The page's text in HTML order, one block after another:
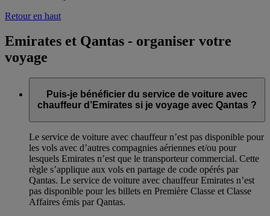
Retour en haut
Emirates et Qantas - organiser votre
voyage
Puis-je bénéficier du service de voiture avec
chauffeur d’Emirates si je voyage avec Qantas ?
Le service de voiture avec chauffeur n’est pas disponible pour
les vols avec d’autres compagnies aériennes et/ou pour
lesquels Emirates n’est que le transporteur commercial. Cette
règle s’applique aux vols en partage de code opérés par
Qantas. Le service de voiture avec chauffeur Emirates n’est
pas disponible pour les billets en Première Classe et Classe
Affaires émis par Qantas.